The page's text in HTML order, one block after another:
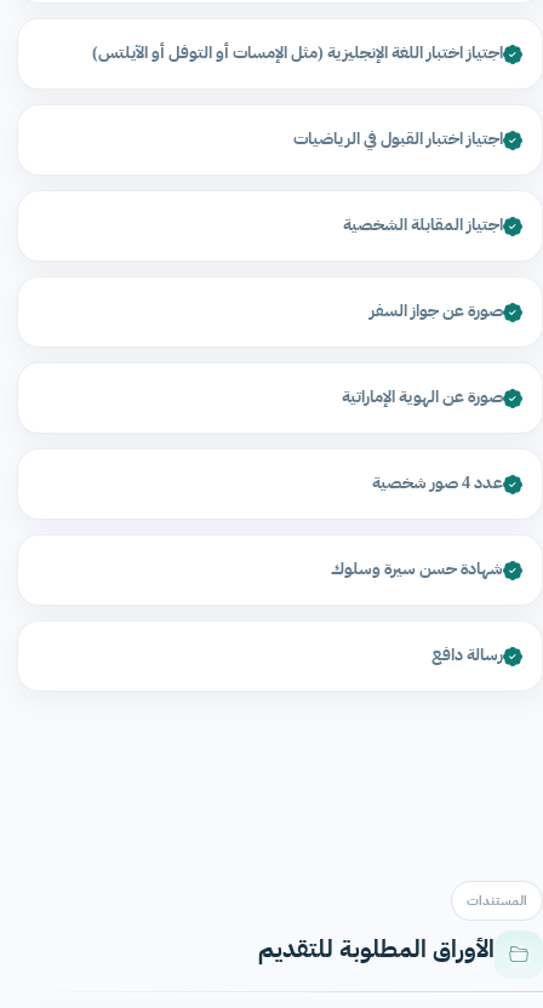
اجتياز اختبار اللغة الإنجليزية (مثل الإمسات أو التوفل أو الآيلتس)
اجتياز اختبار القبول في الرياضيات
اجتياز المقابلة الشخصية
صورة عن جواز السفر
صورة عن الهوية الإماراتية
عدد 4 صور شخصية
شهادة حسن سيرة وسلوك
رسالة دافع
المستندات
الأوراق المطلوبة للتقديم